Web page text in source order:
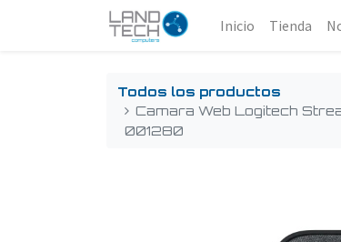
Inicio Tienda
Todos los productos
Camara Web Logitech
001280